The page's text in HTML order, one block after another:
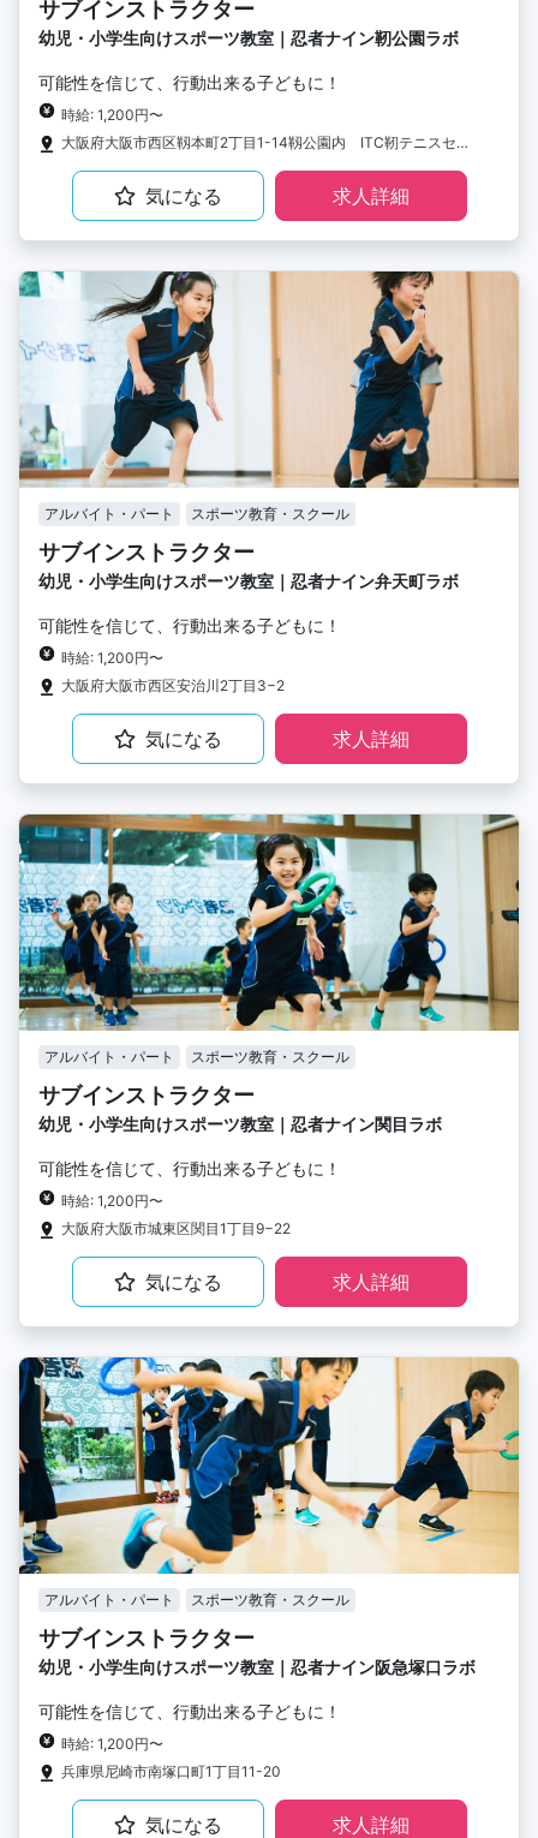
サブインストラクター
幼児・小学生向けスポーツ教室｜忍者ナイン靭公園ラボ
可能性を信じて、行動出来る子どもに！
時給: 1,200円〜
大阪府大阪市西区靱本町2丁目1-14靱公園内 ITC靭テニスセンター
気になる 求人詳細
アルバイト・パート スポーツ教育・スクール
サブインストラクター
幼児・小学生向けスポーツ教室｜忍者ナイン弁天町ラボ
可能性を信じて、行動出来る子どもに！
時給: 1,200円〜
大阪府大阪市西区安治川2丁目3−2
気になる 求人詳細
アルバイト・パート スポーツ教育・スクール
サブインストラクター
幼児・小学生向けスポーツ教室｜忍者ナイン関目ラボ
可能性を信じて、行動出来る子どもに！
時給: 1,200円〜
大阪府大阪市城東区関目1丁目9−22
気になる 求人詳細
アルバイト・パート スポーツ教育・スクール
サブインストラクター
幼児・小学生向けスポーツ教室｜忍者ナイン阪急塚口ラボ
可能性を信じて、行動出来る子どもに！
時給: 1,200円〜
兵庫県尼崎市南塚口町1丁目11-20
気になる 求人詳細